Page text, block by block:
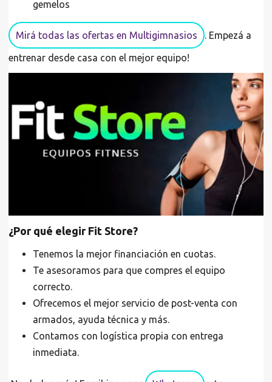
gemelos
Mirá todas las ofertas en Multigimnasios . Empezá a
entrenar desde casa con el mejor equipo!
¿Por qué elegir Fit Store?
Tenemos la mejor financiación en cuotas.
Te asesoramos para que compres el equipo
correcto.
Ofrecemos el mejor servicio de post-venta con
armados, ayuda técnica y más.
Contamos con logística propia con entrega
inmediata.